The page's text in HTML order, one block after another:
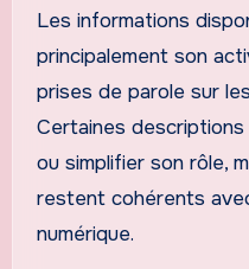
Les informations
principalement son
prises de parole sur
Certaines
ou simplifier son rôle,
restent cohérents
numérique.